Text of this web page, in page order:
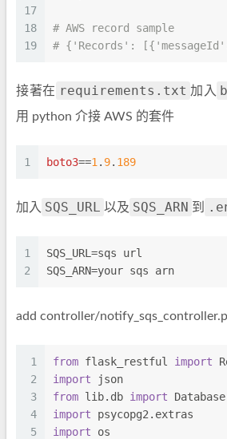
17
18
19
# AWS record sample
# {'Records': [{'messageId':
接著在 requirements.txt 加入
用 python 介接 AWS 的套件
1 boto3==1 . 9. 189
加入 SQS_URL 以及 SQS_ARN 到
1
2
SQS_URL =sqs url
SQS_ARN=your sqs arn
add controller/
1
2
3
4
5
from flask_restful import
import json
from lib.db import Database
import psycopg2.extras
import os